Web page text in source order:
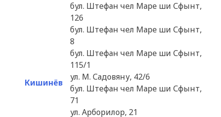
Кишинёв
бул. Штефан чел Маре ши Сфынт,
126
бул. Штефан чел Маре ши Сфынт,
8
бул. Штефан чел Маре ши Сфынт,
115/1
ул. М. Садовяну, 42/6
бул. Штефан чел Маре ши Сфынт,
71
ул. Арборилор, 21